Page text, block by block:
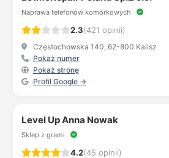
Naprawa telefonów komórkowych
2.3(421 opinii)
Częstochowska 140, 62-800 Kalisz
Pokaż numer
Pokaż stronę
Profil Google →
Level Up Anna Nowak
Sklep z grami
4.2(45 opinii)